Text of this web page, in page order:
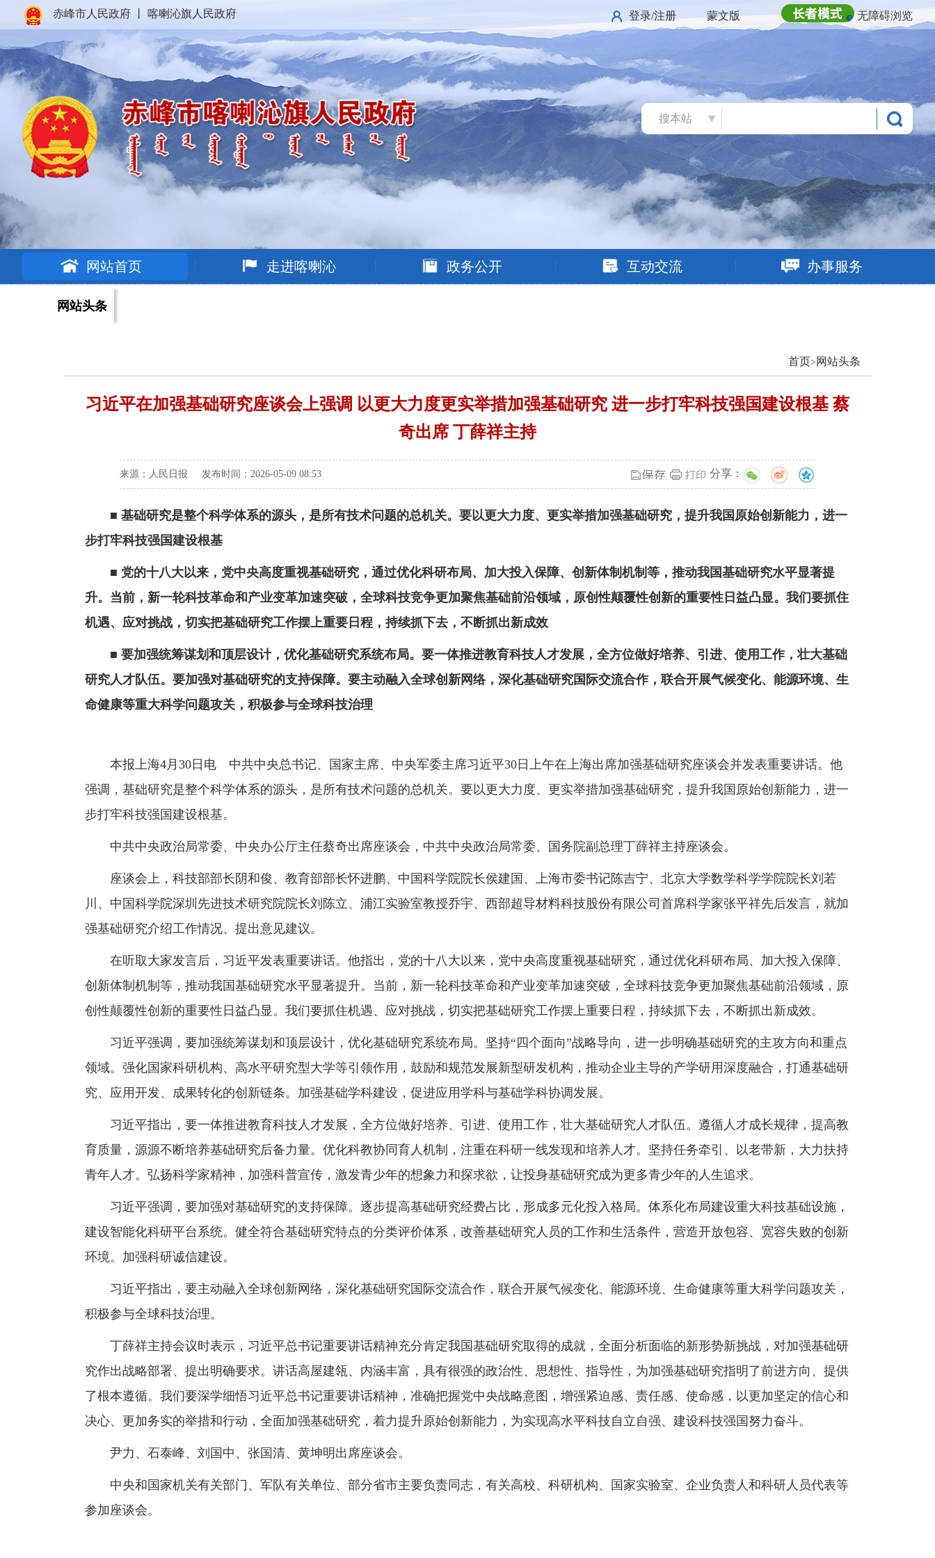
赤峰市人民政府 喀喇沁旗人民政府 登录/注册 蒙文版 无障碍浏览
搜本站
网站首页 走进喀喇沁 政务公开 互动交流 办事服务
网站头条
首页> 网站头条
习近平在加强基础研究座谈会上强调 以更大力度更实举措加强基础研究 进一步打牢科技强国建设根基 蔡
奇出席 丁薛祥主持
来源：人民日报 发布时间：2026-05-09 08:53 分享：
■ 基础研究是整个科学体系的源头，是所有技术问题的总机关。要以更大力度、更实举措加强基础研究，提升我国原始创新能力，进一
步打牢科技强国建设根基
■ 党的十八大以来，党中央高度重视基础研究，通过优化科研布局、加大投入保障、创新体制机制等，推动我国基础研究水平显著提
升。当前，新一轮科技革命和产业变革加速突破，全球科技竞争更加聚焦基础前沿领域，原创性颠覆性创新的重要性日益凸显。我们要抓住
机遇、应对挑战，切实把基础研究工作摆上重要日程，持续抓下去，不断抓出新成效
■ 要加强统筹谋划和顶层设计，优化基础研究系统布局。要一体推进教育科技人才发展，全方位做好培养、引进、使用工作，壮大基础
研究人才队伍。要加强对基础研究的支持保障。要主动融入全球创新网络，深化基础研究国际交流合作，联合开展气候变化、能源环境、生
命健康等重大科学问题攻关，积极参与全球科技治理
本报上海4月30日电 中共中央总书记、国家主席、中央军委主席习近平30日上午在上海出席加强基础研究座谈会并发表重要讲话。他
强调，基础研究是整个科学体系的源头，是所有技术问题的总机关。要以更大力度、更实举措加强基础研究，提升我国原始创新能力，进一
步打牢科技强国建设根基。
中共中央政治局常委、中央办公厅主任蔡奇出席座谈会，中共中央政治局常委、国务院副总理丁薛祥主持座谈会。
座谈会上，科技部部长阴和俊、教育部部长怀进鹏、中国科学院院长侯建国、上海市委书记陈吉宁、北京大学数学科学学院院长刘若
川、中国科学院深圳先进技术研究院院长刘陈立、浦江实验室教授乔宇、西部超导材料科技股份有限公司首席科学家张平祥先后发言，就加
强基础研究介绍工作情况、提出意见建议。
在听取大家发言后，习近平发表重要讲话。他指出，党的十八大以来，党中央高度重视基础研究，通过优化科研布局、加大投入保障、
创新体制机制等，推动我国基础研究水平显著提升。当前，新一轮科技革命和产业变革加速突破，全球科技竞争更加聚焦基础前沿领域，原
创性颠覆性创新的重要性日益凸显。我们要抓住机遇、应对挑战，切实把基础研究工作摆上重要日程，持续抓下去，不断抓出新成效。
习近平强调，要加强统筹谋划和顶层设计，优化基础研究系统布局。坚持“四个面向”战略导向，进一步明确基础研究的主攻方向和重点
领域。强化国家科研机构、高水平研究型大学等引领作用，鼓励和规范发展新型研发机构，推动企业主导的产学研用深度融合，打通基础研
究、应用开发、成果转化的创新链条。加强基础学科建设，促进应用学科与基础学科协调发展。
习近平指出，要一体推进教育科技人才发展，全方位做好培养、引进、使用工作，壮大基础研究人才队伍。遵循人才成长规律，提高教
育质量，源源不断培养基础研究后备力量。优化科教协同育人机制，注重在科研一线发现和培养人才。坚持任务牵引、以老带新，大力扶持
青年人才。弘扬科学家精神，加强科普宣传，激发青少年的想象力和探求欲，让投身基础研究成为更多青少年的人生追求。
习近平强调，要加强对基础研究的支持保障。逐步提高基础研究经费占比，形成多元化投入格局。体系化布局建设重大科技基础设施，
建设智能化科研平台系统。健全符合基础研究特点的分类评价体系，改善基础研究人员的工作和生活条件，营造开放包容、宽容失败的创新
环境。加强科研诚信建设。
习近平指出，要主动融入全球创新网络，深化基础研究国际交流合作，联合开展气候变化、能源环境、生命健康等重大科学问题攻关，
积极参与全球科技治理。
丁薛祥主持会议时表示，习近平总书记重要讲话精神充分肯定我国基础研究取得的成就，全面分析面临的新形势新挑战，对加强基础研
究作出战略部署、提出明确要求。讲话高屋建瓴、内涵丰富，具有很强的政治性、思想性、指导性，为加强基础研究指明了前进方向、提供
了根本遵循。我们要深学细悟习近平总书记重要讲话精神，准确把握党中央战略意图，增强紧迫感、责任感、使命感，以更加坚定的信心和
决心、更加务实的举措和行动，全面加强基础研究，着力提升原始创新能力，为实现高水平科技自立自强、建设科技强国努力奋斗。
尹力、石泰峰、刘国中、张国清、黄坤明出席座谈会。
中央和国家机关有关部门、军队有关单位、部分省市主要负责同志，有关高校、科研机构、国家实验室、企业负责人和科研人员代表等
参加座谈会。